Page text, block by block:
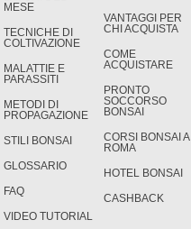
MESE
TECNICHE DI
COLTIVAZIONE
MALATTIE E
PARASSITI
METODI DI
PROPAGAZIONE
STILI BONSAI
GLOSSARIO
FAQ
VIDEO TUTORIAL
VANTAGGI PER
CHI ACQUISTA
COME
ACQUISTARE
PRONTO
SOCCORSO
BONSAI
CORSI BONSAI A
ROMA
HOTEL BONSAI
CASHBACK